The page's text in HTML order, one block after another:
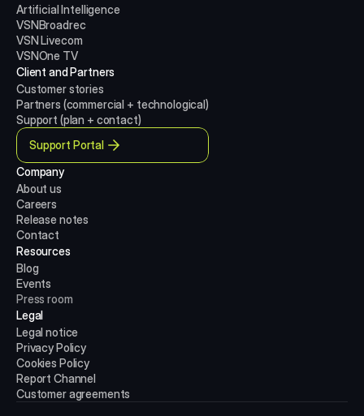
Artificial Intelligence
VSNBroadrec
VSN Livecom
VSNOne TV
Client and Partners
Customer stories
Partners (commercial + technological)
Support (plan + contact)
Support Portal
Company
About us
Careers
Release notes
Contact
Resources
Blog
Events
Press room
Legal
Legal notice
Privacy Policy
Cookies Policy
Report Channel
Customer agreements